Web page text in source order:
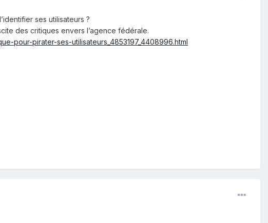
ses utilisateurs ?
des critiques envers l’agence fédérale.
pour-pirater-ses-utilisateurs_4853197_4408996.html